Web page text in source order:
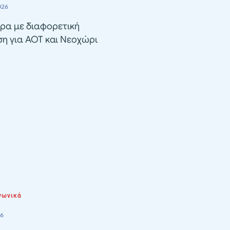
με διαφορετική
για ΑΟΤ και Νεοχώρι